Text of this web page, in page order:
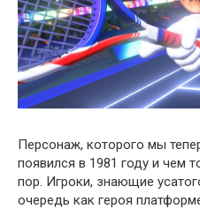
Персонаж, которого мы
появился в 1981 году и чем
пор. Игроки, знающие
очередь как героя